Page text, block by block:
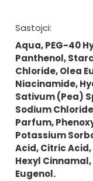
Sastojci:
Aqua, PEG-40
Panthenol,
Chloride, Olea
Niacinamide,
Sativum (Pea)
Sodium
Parfum,
Potassium
Acid, Citric
Hexyl
Eugenol.